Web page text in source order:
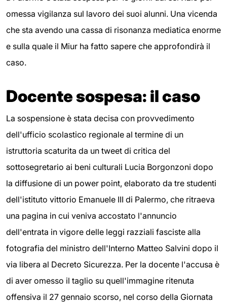
omessa vigilanza sul lavoro dei suoi alunni. Una vicenda
che sta avendo una cassa di risonanza mediatica enorme
e sulla quale il Miur ha fatto sapere che approfondirà il
caso.
Docente sospesa: il caso
La sospensione è stata decisa con provvedimento
dell'ufficio scolastico regionale al termine di un
istruttoria scaturita da un tweet di critica del
sottosegretario ai beni culturali Lucia Borgonzoni dopo
la diffusione di un power point, elaborato da tre studenti
dell'istituto vittorio Emanuele III di Palermo, che ritraeva
una pagina in cui veniva accostato l'annuncio
dell'entrata in vigore delle leggi razziali fasciste alla
fotografia del ministro dell'Interno Matteo Salvini dopo il
via libera al Decreto Sicurezza. Per la docente l'accusa è
di aver omesso il taglio su quell'immagine ritenuta
offensiva il 27 gennaio scorso, nel corso della Giornata